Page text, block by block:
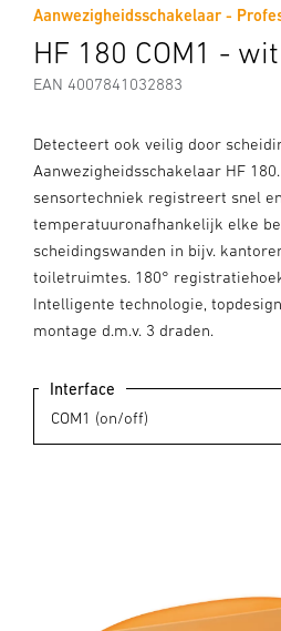
Aanwezigheidsschakelaar -
HF 180 COM1 - wit
EAN 4007841032883
Detecteert ook veilig door
Aanwezigheidsschakelaar HF
sensortechniek registreert snel en
temperatuuronafhankelijk elke
scheidingswanden in bijv.
toiletruimtes. 180°
Intelligente technologie,
montage d.m.v. 3 draden.
Interface